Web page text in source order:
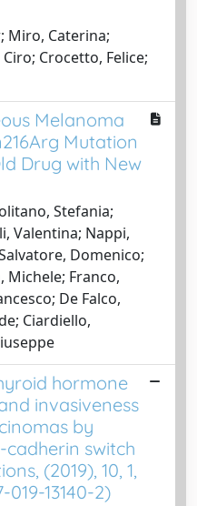
Miro, Caterina;
Crocetto, Felice;
Melanoma
Mutation
Drug with New
Stefania;
Valentina; Nappi,
Domenico;
Michele; Franco,
De Falco,
Ciardiello,
hormone
invasiveness
by
switch
(2019), 10, 1,
019-13140-2)